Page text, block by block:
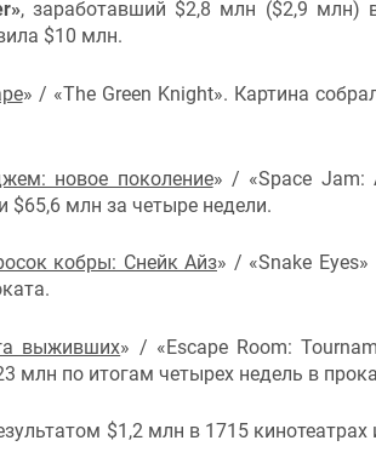
, заработавший $2,8 млн ($2,9 млн)
$10 млн.
» / «The Green Knight». Картина
новое поколение» / «Space Jam:
$65,6 млн за четыре недели.
кобры: Снейк Айз» / «Snake
выживших» / «Escape Room:
млн по итогам четырех недель в
$1,2 млн в 1715 кинотеатрах